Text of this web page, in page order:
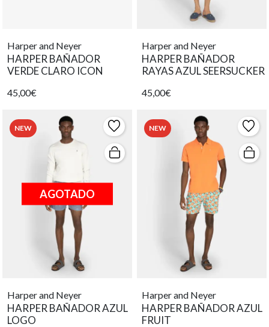
Harper and Neyer
HARPER BAÑADOR
VERDE CLARO ICON
45,00€
Harper and Neyer
HARPER BAÑADOR
RAYAS AZUL SEERSUCKER
45,00€
NEW
AGOTADO
Harper and Neyer
HARPER BAÑADOR AZUL
LOGO
NEW
Harper and Neyer
HARPER BAÑADOR AZUL
FRUIT